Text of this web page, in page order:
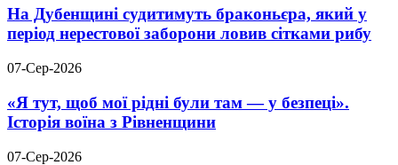
На Дубенщині судитимуть браконьєра, який у
період нерестової заборони ловив сітками рибу
07-Сер-2026
«Я тут, щоб мої рідні були там — у безпеці».
Історія воїна з Рівненщини
07-Сер-2026